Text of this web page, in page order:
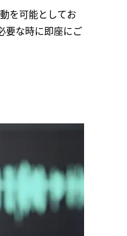
を可能としてお
要な時に即座にご